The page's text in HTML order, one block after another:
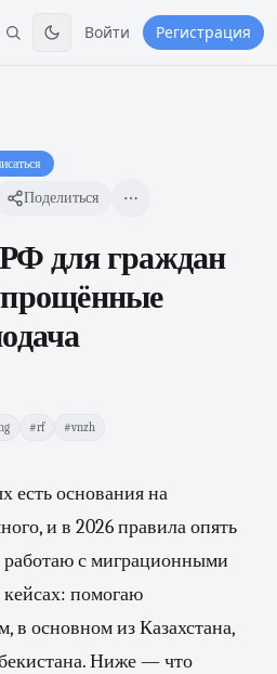
Войти Регистрация
Поделиться
для граждан
#rf #vnzh
есть основания на
и в 2026 правила опять
работаю с миграционными
помогаю
в основном из Казахстана,
Ниже — что